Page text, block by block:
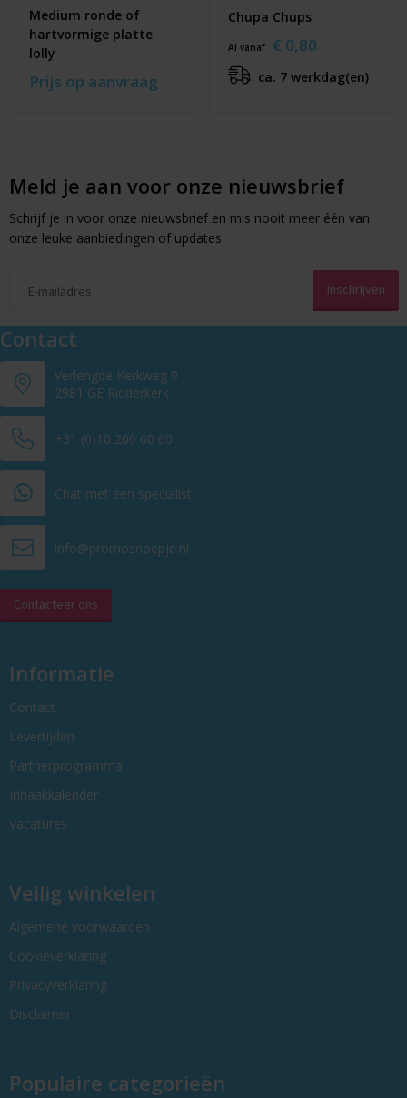
Medium ronde of
hartvormige platte
lolly
Prijs op aanvraag
Chupa Chups
Al vanaf € 0,80
ca. 7 werkdag(en)
Meld je aan voor onze nieuwsbrief
Schrijf je in voor onze nieuwsbrief en mis nooit meer één van
onze leuke aanbiedingen of updates.
Contact
Verlengde Kerkweg 9
2981 GE Ridderkerk
+31 (0)10 200 60 60
Chat met een specialist
info@promosnoepje.nl
Contacteer ons
Informatie
Contact
Levertijden
Partnerprogramma
Inhaakkalender
Vacatures
Veilig winkelen
Algemene voorwaarden
Cookieverklaring
Privacyverklaring
Disclaimer
Populaire categorieën